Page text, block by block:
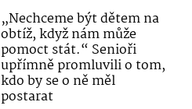
„Nechceme být dětem na
obtíž, když nám může
pomoct stát.“ Senioři
upřímně promluvili o tom,
kdo by se o ně měl
postarat